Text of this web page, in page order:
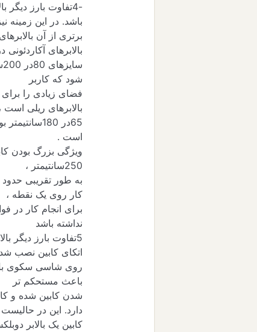
-
4تفاوت بارز دیگر
باشد. در این زمینه نیز
برتری از آن
بالابرهای آکاردئونی در
سایزهای 80در 200
شود که کاربر
فضای زیادی را برای
بالابرهای ریلی است
65در 180سانتیمتر
است .
ویژگی بزرگ بودن
250سانتیمتر ،
به طور تقریبی حدود
کار روی یک نقطه ،
برای انجام کار در
نداشته باشد
5تفاوت بارز دیگر
اتکای کابین نصب
روی شاسی سکوی
باعث مستحکم تر
شدن کابین شده و
دارد. این در
کابین یک بالابر